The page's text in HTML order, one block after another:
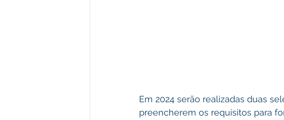
Em 2024 serão realizadas duas
preencherem os requisitos para